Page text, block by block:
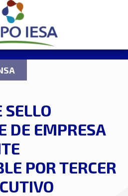
SELLO
DE EMPRESA
POR TERCER